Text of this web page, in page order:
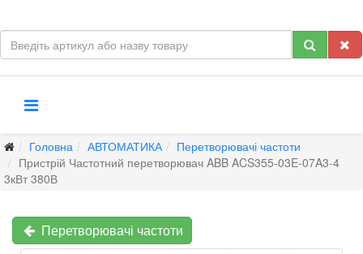
Головна АВТОМАТИКА
Перетворювачі частоти
Пристрій Частотний перетворювач ABB ACS355-03E-07A3-4
3кВт 380В
Перетворювачі частоти